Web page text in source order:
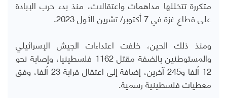
متكررة تتخللها مداهمات واعتقالات، منذ بدء حرب الإبادة
على قطاع غزة في 7 أكتوبر/ تشرين الأول 2023.
ومنذ ذلك الحين، خلفت اعتداءات الجيش الإسرائيلي
والمستوطنين بالضفة مقتل 1162 فلسطينيا، وإصابة نحو
12 ألفا و245 آخرين، إضافة إلى اعتقال قرابة 23 ألفا، وفق
معطيات فلسطينية رسمية.